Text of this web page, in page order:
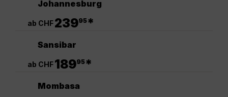
Johannesburg
ab CHF23995*
Sansibar
ab CHF18995*
Mombasa